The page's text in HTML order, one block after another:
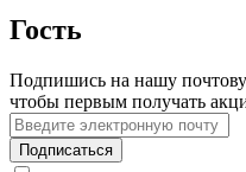
Гость
Подпишись на нашу
чтобы первым получать
Подписаться